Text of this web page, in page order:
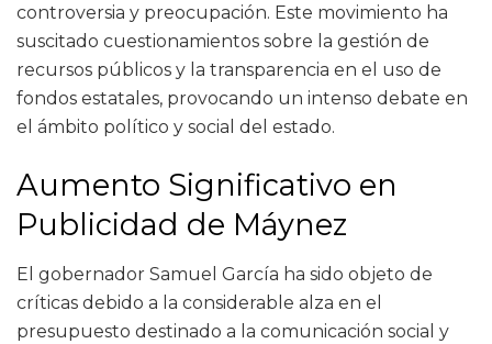
controversia y preocupación. Este movimiento ha
suscitado cuestionamientos sobre la gestión de
recursos públicos y la transparencia en el uso de
fondos estatales, provocando un intenso debate en
el ámbito político y social del estado.
Aumento Significativo en
Publicidad de Máynez
El gobernador Samuel García ha sido objeto de
críticas debido a la considerable alza en el
presupuesto destinado a la comunicación social y